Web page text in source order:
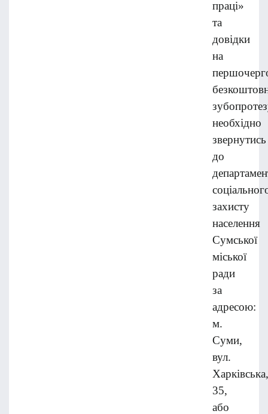
праці»
та
довідки
на
необхідно
звернутись
до
захисту
населення
Сумської
міської
ради
за
адресою:
м.
Суми,
вул.
Харківська,
35,
або